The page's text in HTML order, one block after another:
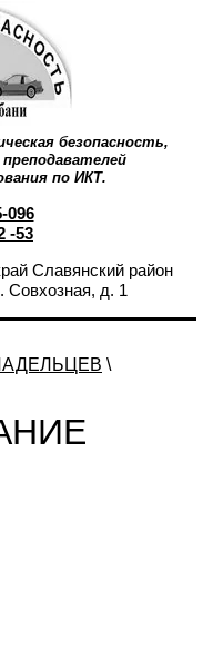
безопасность,
по ИКТ.
096
-53
Славянский район
Совхозная, д. 1
\